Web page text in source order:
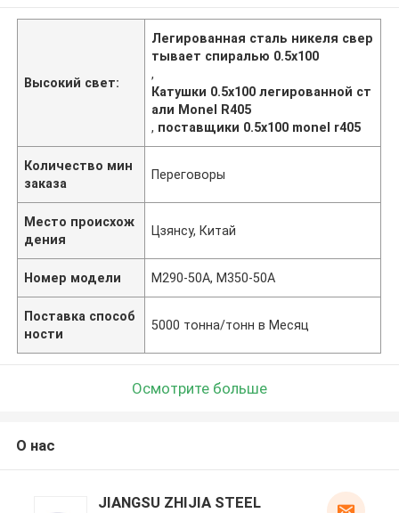
Высокий свет:
Легированная сталь никеля свер
тывает спиралью 0.5x100
,
Катушки 0.5x100 легированной ст
али Monel R405
, поставщики 0.5x100 monel r405
Количество мин
заказа
Переговоры
Место происхож
дения
Цзянсу, Китай
Номер модели M290-50A, M350-50A
Поставка способ
ности
5000 тонна/тонн в Месяц
Осмотрите больше
О нас
JIANGSU ZHIJIA STEEL